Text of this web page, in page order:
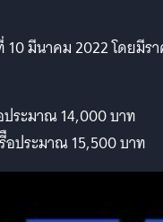
10 มีนาคม 2022 โดยมีร
ระมาณ 14,000 บาท
ประมาณ 15,500 บาท